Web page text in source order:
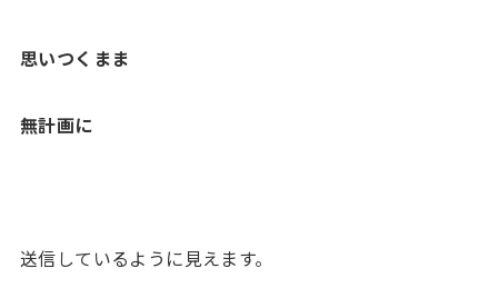
思いつくまま
無計画に
送信しているように見えます。